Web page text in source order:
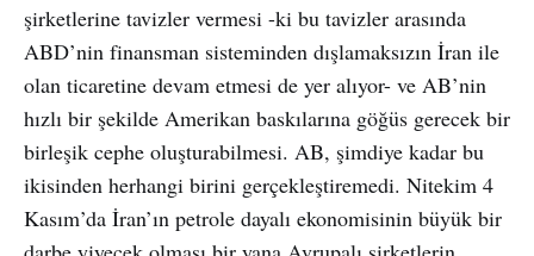
şirketlerine tavizler vermesi -ki bu tavizler arasında
ABD’nin finansman sisteminden dışlamaksızın İran ile
olan ticaretine devam etmesi de yer alıyor- ve AB’nin
hızlı bir şekilde Amerikan baskılarına göğüs gerecek bir
birleşik cephe oluşturabilmesi. AB, şimdiye kadar bu
ikisinden herhangi birini gerçekleştiremedi. Nitekim 4
Kasım’da İran’ın petrole dayalı ekonomisinin büyük bir